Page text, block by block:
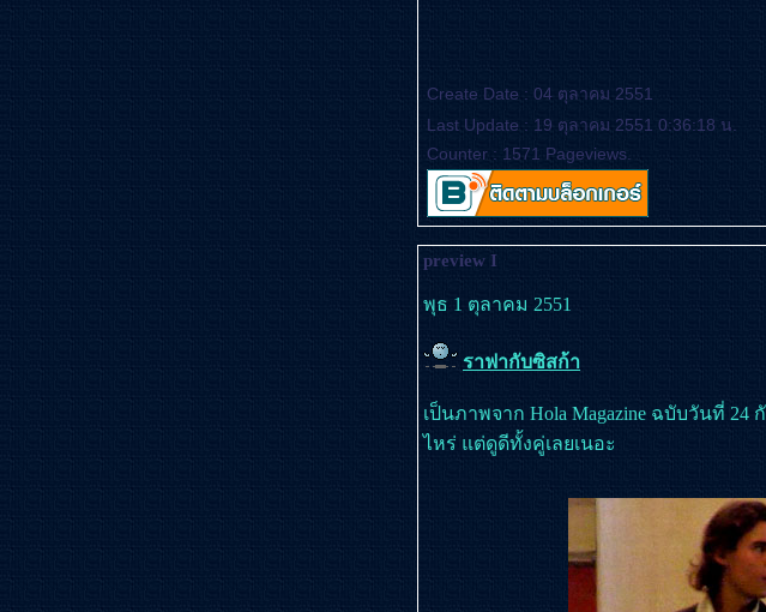
Create Date : 04 ตุลาคม 2551
Last Update : 19 ตุลาคม 2551 0:36:18 น.
Counter : 1571 Pageviews.
preview I
พุธ 1 ตุลาคม 2551
ราฟากับซิสก้า
เป็นภาพจาก Hola Magazine ฉบับวันที่
ไหร่ แต่ดูดีทั้งคู่เลยเนอะ